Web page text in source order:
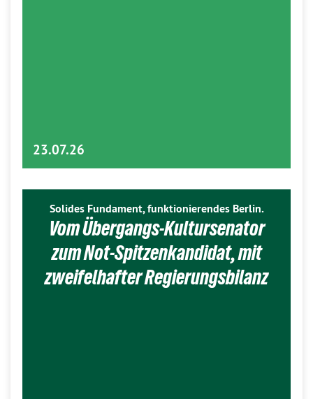
23.07.26
Solides Fundament, funktionierendes Berlin.
Vom Übergangs-Kultursenator
zum Not-Spitzenkandidat, mit
zweifelhafter Regierungsbilanz